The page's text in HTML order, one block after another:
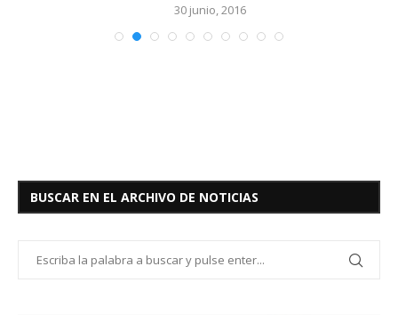
30 junio, 2016
BUSCAR EN EL ARCHIVO DE NOTICIAS